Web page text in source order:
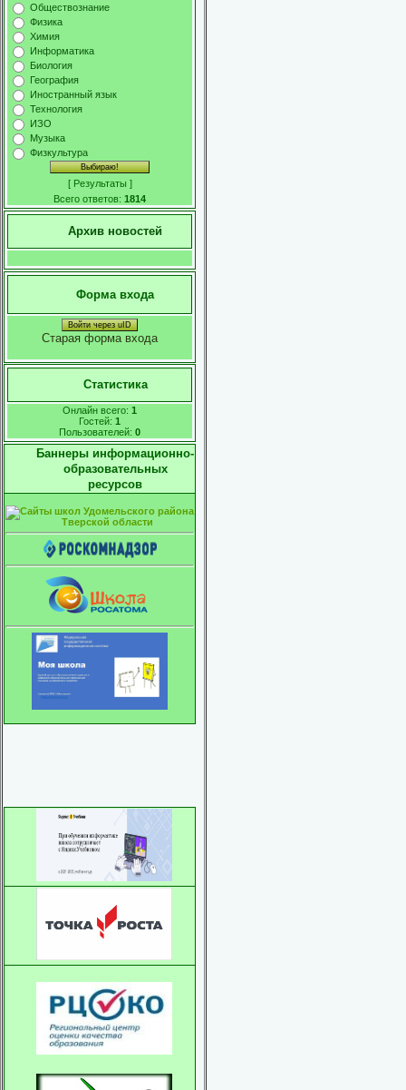
Обществознание
Физика
Химия
Информатика
Биология
География
Иностранный язык
Технология
ИЗО
Музыка
Физкультура
[ Результаты ]
Всего ответов: 1814
Архив новостей
Форма входа
Войти через uID
Старая форма входа
Статистика
Онлайн всего: 1
Гостей: 1
Пользователей: 0
Баннеры информационно-
образовательных
ресурсов